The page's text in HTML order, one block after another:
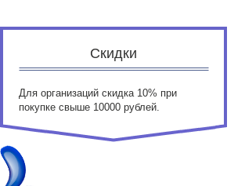
Скидки
Для организаций скидка 10% при
покупке свыше 10000 рублей.